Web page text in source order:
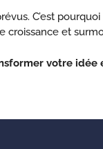
C’est
croissance et
votre